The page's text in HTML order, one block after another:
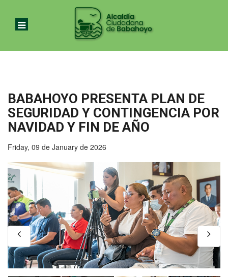
BABAHOYO PRESENTA PLAN DE
SEGURIDAD Y CONTINGENCIA POR
NAVIDAD Y FIN DE AÑO
Friday, 09 de January de 2026